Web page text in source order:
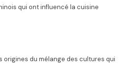
qui ont influencé la cuisine
origines du mélange des cultures qui